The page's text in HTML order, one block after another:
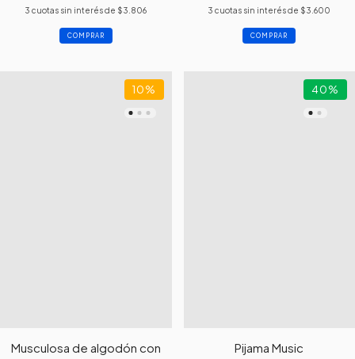
3 cuotas sin interés de $3.806
COMPRAR
3 cuotas sin interés de $3.600
COMPRAR
10%
Musculosa de algodón con
40%
Pijama Music